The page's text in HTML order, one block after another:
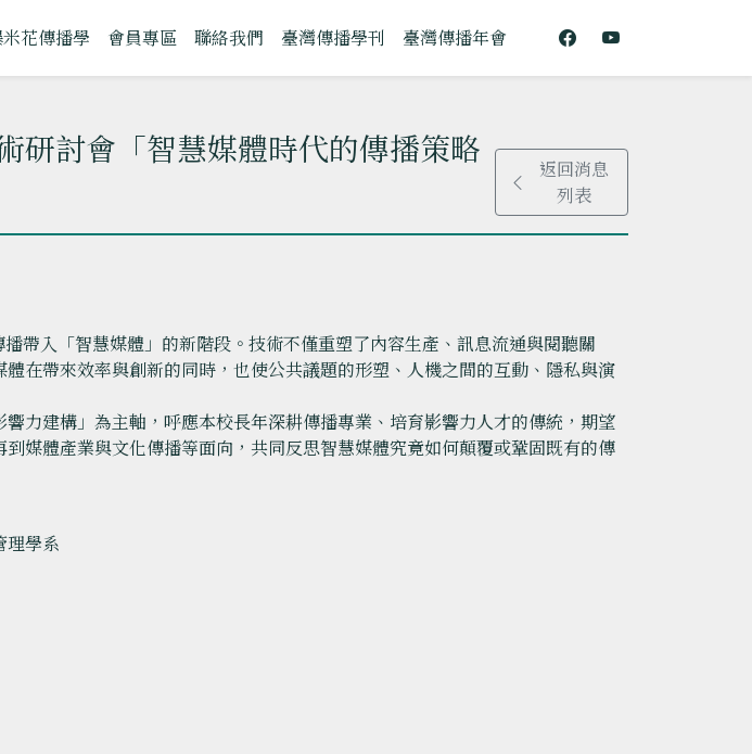
花傳播學 會員專區 聯絡我們 臺灣傳播學刊 臺灣傳播年會
研討會「智慧媒體時代的傳播策略
返回消息
列表
入「智慧媒體」的新階段。技術不僅重塑了內容生產、訊息流通與閱聽關
在帶來效率與創新的同時，也使公共議題的形塑、人機之間的互動、隱私與演
力建構」為主軸，呼應本校長年深耕傳播專業、培育影響力人才的傳統，期望
媒體產業與文化傳播等面向，共同反思智慧媒體究竟如何顛覆或鞏固既有的傳
理學系